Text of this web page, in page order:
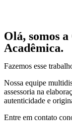
Olá, somos
Acadêmica.
Fazemos esse
Nossa equipe
assessoria na
autenticidade e
Entre em contato